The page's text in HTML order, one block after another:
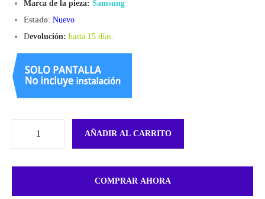
Marca de la pieza: Samsung
Estado: Nuevo
Devolución: hasta 15 días
AÑADIR AL CARRITO
COMPRAR AHORA